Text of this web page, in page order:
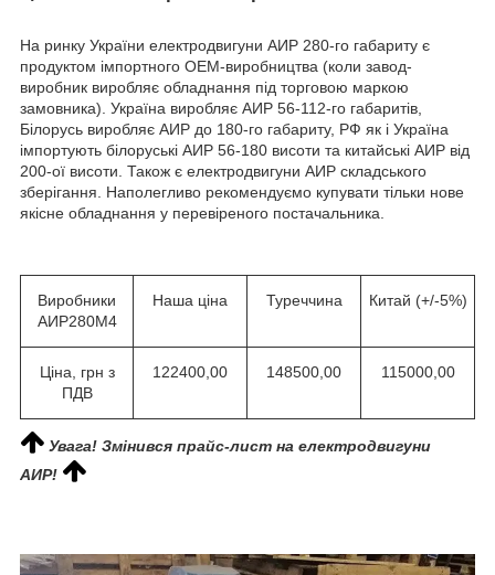
На ринку України електродвигуни АИР 280-го габариту є
продуктом імпортного ОЕМ-виробництва (коли завод-
виробник виробляє обладнання під торговою маркою
замовника). Україна виробляє АИР 56-112-го габаритів,
Білорусь виробляє АИР до 180-го габариту, РФ як і Україна
імпортують білоруські АИР 56-180 висоти та китайські АИР від
200-ої висоти. Також є електродвигуни АИР складського
зберігання. Наполегливо рекомендуємо купувати тільки нове
якісне обладнання у перевіреного постачальника.
Виробники
АИР280М4
Наша ціна Туреччина Китай (+/-5%)
Ціна, грн з
ПДВ
122400,00 148500,00 115000,00
Увага! Змінився прайс-лист на електродвигуни
АИР!